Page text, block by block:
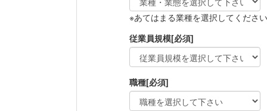
※あてはまる業種を選択してください
従業員規模[必須]
職種[必須]